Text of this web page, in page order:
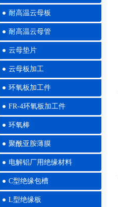
耐高温云母板
耐高温云母管
云母垫片
云母板加工
环氧板加工件
FR-4环氧板加工件
环氧棒
聚酰亚胺薄膜
电解铝厂用绝缘材料
C型绝缘包槽
L型绝缘板